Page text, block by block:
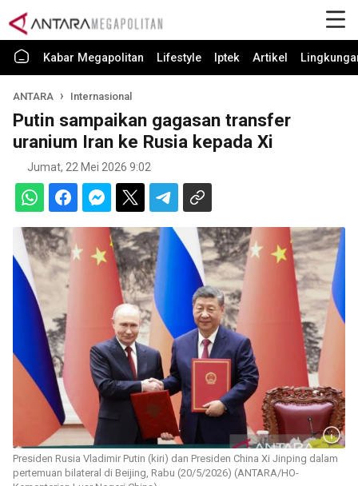
Kabar Megapolitan Lifestyle Iptek Artikel
ANTARA Internasional
Putin sampaikan gagasan transfer
uranium Iran ke Rusia kepada Xi
Jumat, 22 Mei 2026 9:02
Presiden Rusia Vladimir Putin (kiri) dan Presiden China Xi Jinping dalam
pertemuan bilateral di Beijing, Rabu (20/5/2026) (ANTARA/HO-